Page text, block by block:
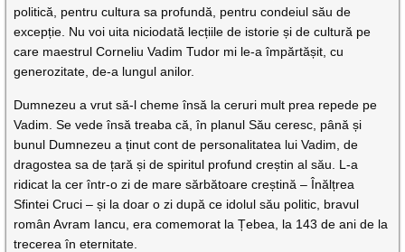
politică, pentru cultura sa profundă, pentru condeiul său de
excepție. Nu voi uita niciodată lecțiile de istorie și de cultură pe
care maestrul Corneliu Vadim Tudor mi le-a împărtășit, cu
generozitate, de-a lungul anilor.
Dumnezeu a vrut să-l cheme însă la ceruri mult prea repede pe
Vadim. Se vede însă treaba că, în planul Său ceresc, până și
bunul Dumnezeu a ținut cont de personalitatea lui Vadim, de
dragostea sa de țară și de spiritul profund creștin al său. L-a
ridicat la cer într-o zi de mare sărbătoare creștină – Înălțrea
Sfintei Cruci – și la doar o zi după ce idolul său politic, bravul
român Avram Iancu, era comemorat la Țebea, la 143 de ani de la
trecerea în eternitate.